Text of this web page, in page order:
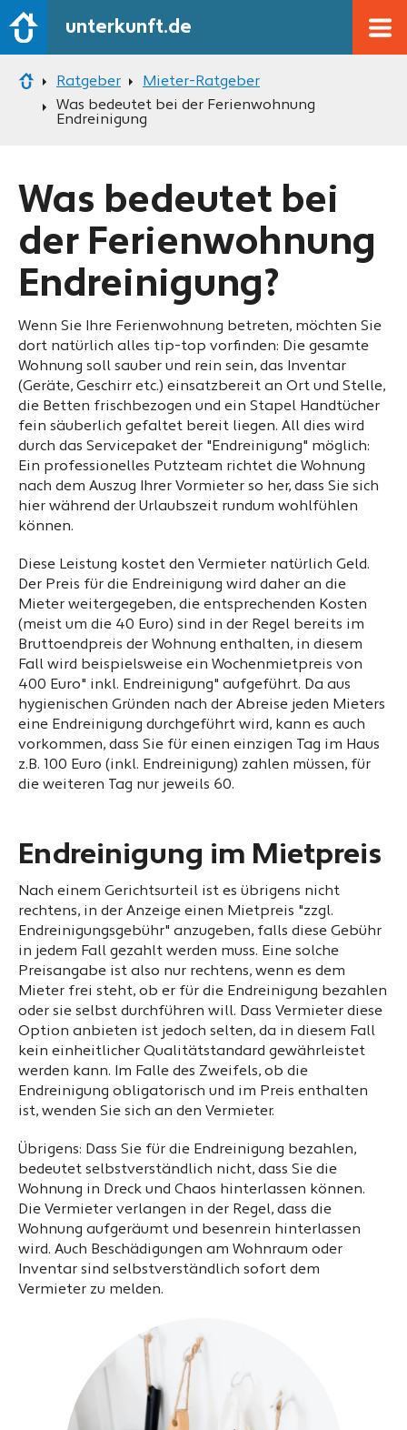
unterkunft.de
Ratgeber
Mieter-Ratgeber
Was bedeutet bei der Ferienwohnung
Endreinigung
Was bedeutet bei
der Ferienwohnung
Endreinigung?
Wenn Sie Ihre Ferienwohnung betreten, möchten Sie
dort natürlich alles tip-top vorfinden: Die gesamte
Wohnung soll sauber und rein sein, das Inventar
(Geräte, Geschirr etc.) einsatzbereit an Ort und Stelle,
die Betten frischbezogen und ein Stapel Handtücher
fein säuberlich gefaltet bereit liegen. All dies wird
durch das Servicepaket der "Endreinigung" möglich:
Ein professionelles Putzteam richtet die Wohnung
nach dem Auszug Ihrer Vormieter so her, dass Sie sich
hier während der Urlaubszeit rundum wohlfühlen
können.
Diese Leistung kostet den Vermieter natürlich Geld.
Der Preis für die Endreinigung wird daher an die
Mieter weitergegeben, die entsprechenden Kosten
(meist um die 40 Euro) sind in der Regel bereits im
Bruttoendpreis der Wohnung enthalten, in diesem
Fall wird beispielsweise ein Wochenmietpreis von
400 Euro" inkl. Endreinigung" aufgeführt. Da aus
hygienischen Gründen nach der Abreise jeden Mieters
eine Endreinigung durchgeführt wird, kann es auch
vorkommen, dass Sie für einen einzigen Tag im Haus
z.B. 100 Euro (inkl. Endreinigung) zahlen müssen, für
die weiteren Tag nur jeweils 60.
Endreinigung im Mietpreis
Nach einem Gerichtsurteil ist es übrigens nicht
rechtens, in der Anzeige einen Mietpreis "zzgl.
Endreinigungsgebühr" anzugeben, falls diese Gebühr
in jedem Fall gezahlt werden muss. Eine solche
Preisangabe ist also nur rechtens, wenn es dem
Mieter frei steht, ob er für die Endreinigung bezahlen
oder sie selbst durchführen will. Dass Vermieter diese
Option anbieten ist jedoch selten, da in diesem Fall
kein einheitlicher Qualitätstandard gewährleistet
werden kann. Im Falle des Zweifels, ob die
Endreinigung obligatorisch und im Preis enthalten
ist, wenden Sie sich an den Vermieter.
Übrigens: Dass Sie für die Endreinigung bezahlen,
bedeutet selbstverständlich nicht, dass Sie die
Wohnung in Dreck und Chaos hinterlassen können.
Die Vermieter verlangen in der Regel, dass die
Wohnung aufgeräumt und besenrein hinterlassen
wird. Auch Beschädigungen am Wohnraum oder
Inventar sind selbstverständlich sofort dem
Vermieter zu melden.